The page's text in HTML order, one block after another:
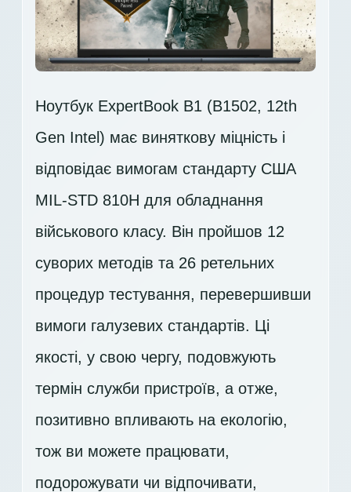
Ноутбук ExpertBook B1 (B1502, 12th
Gen Intel) має виняткову міцність і
відповідає вимогам стандарту США
MIL-STD 810H для обладнання
військового класу. Він пройшов 12
суворих методів та 26 ретельних
процедур тестування, перевершивши
вимоги галузевих стандартів. Ці
якості, у свою чергу, подовжують
термін служби пристроїв, а отже,
позитивно впливають на екологію,
тож ви можете працювати,
подорожувати чи відпочивати,